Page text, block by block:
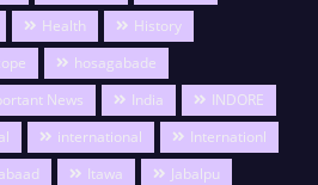
Health
History
hosagabade
News India
INDORE
international
Internationl
Itawa
Jabalpu